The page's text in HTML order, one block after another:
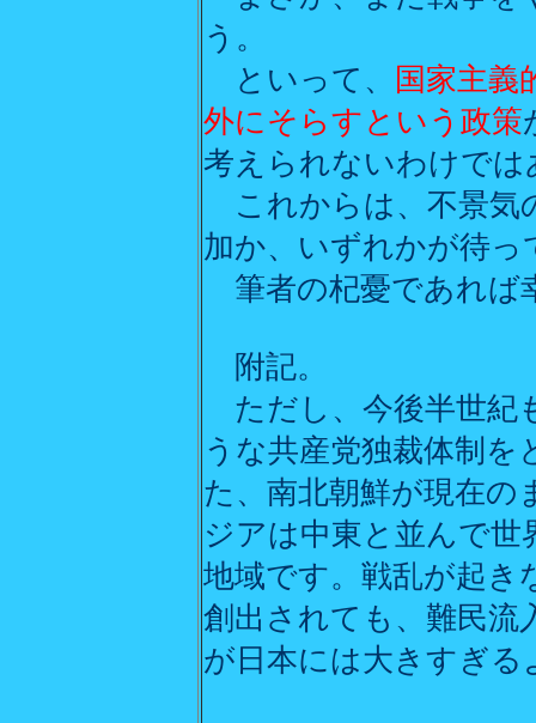
う。
といって、
国家主義
外にそらすという政策
考えられないわけでは
これからは、不景気
加か、いずれかが待
筆者の杞憂であれば
附記。
ただし、今後半世紀
うな共産党独裁体制
た、南北朝鮮が現在の
ジアは中東と並んで
地域です。戦乱が起き
創出されても、難民流
が日本には大きすぎる